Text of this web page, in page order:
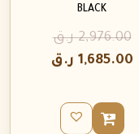
BLACK
2,976.00 ر.ق
1,685.00 ر.ق